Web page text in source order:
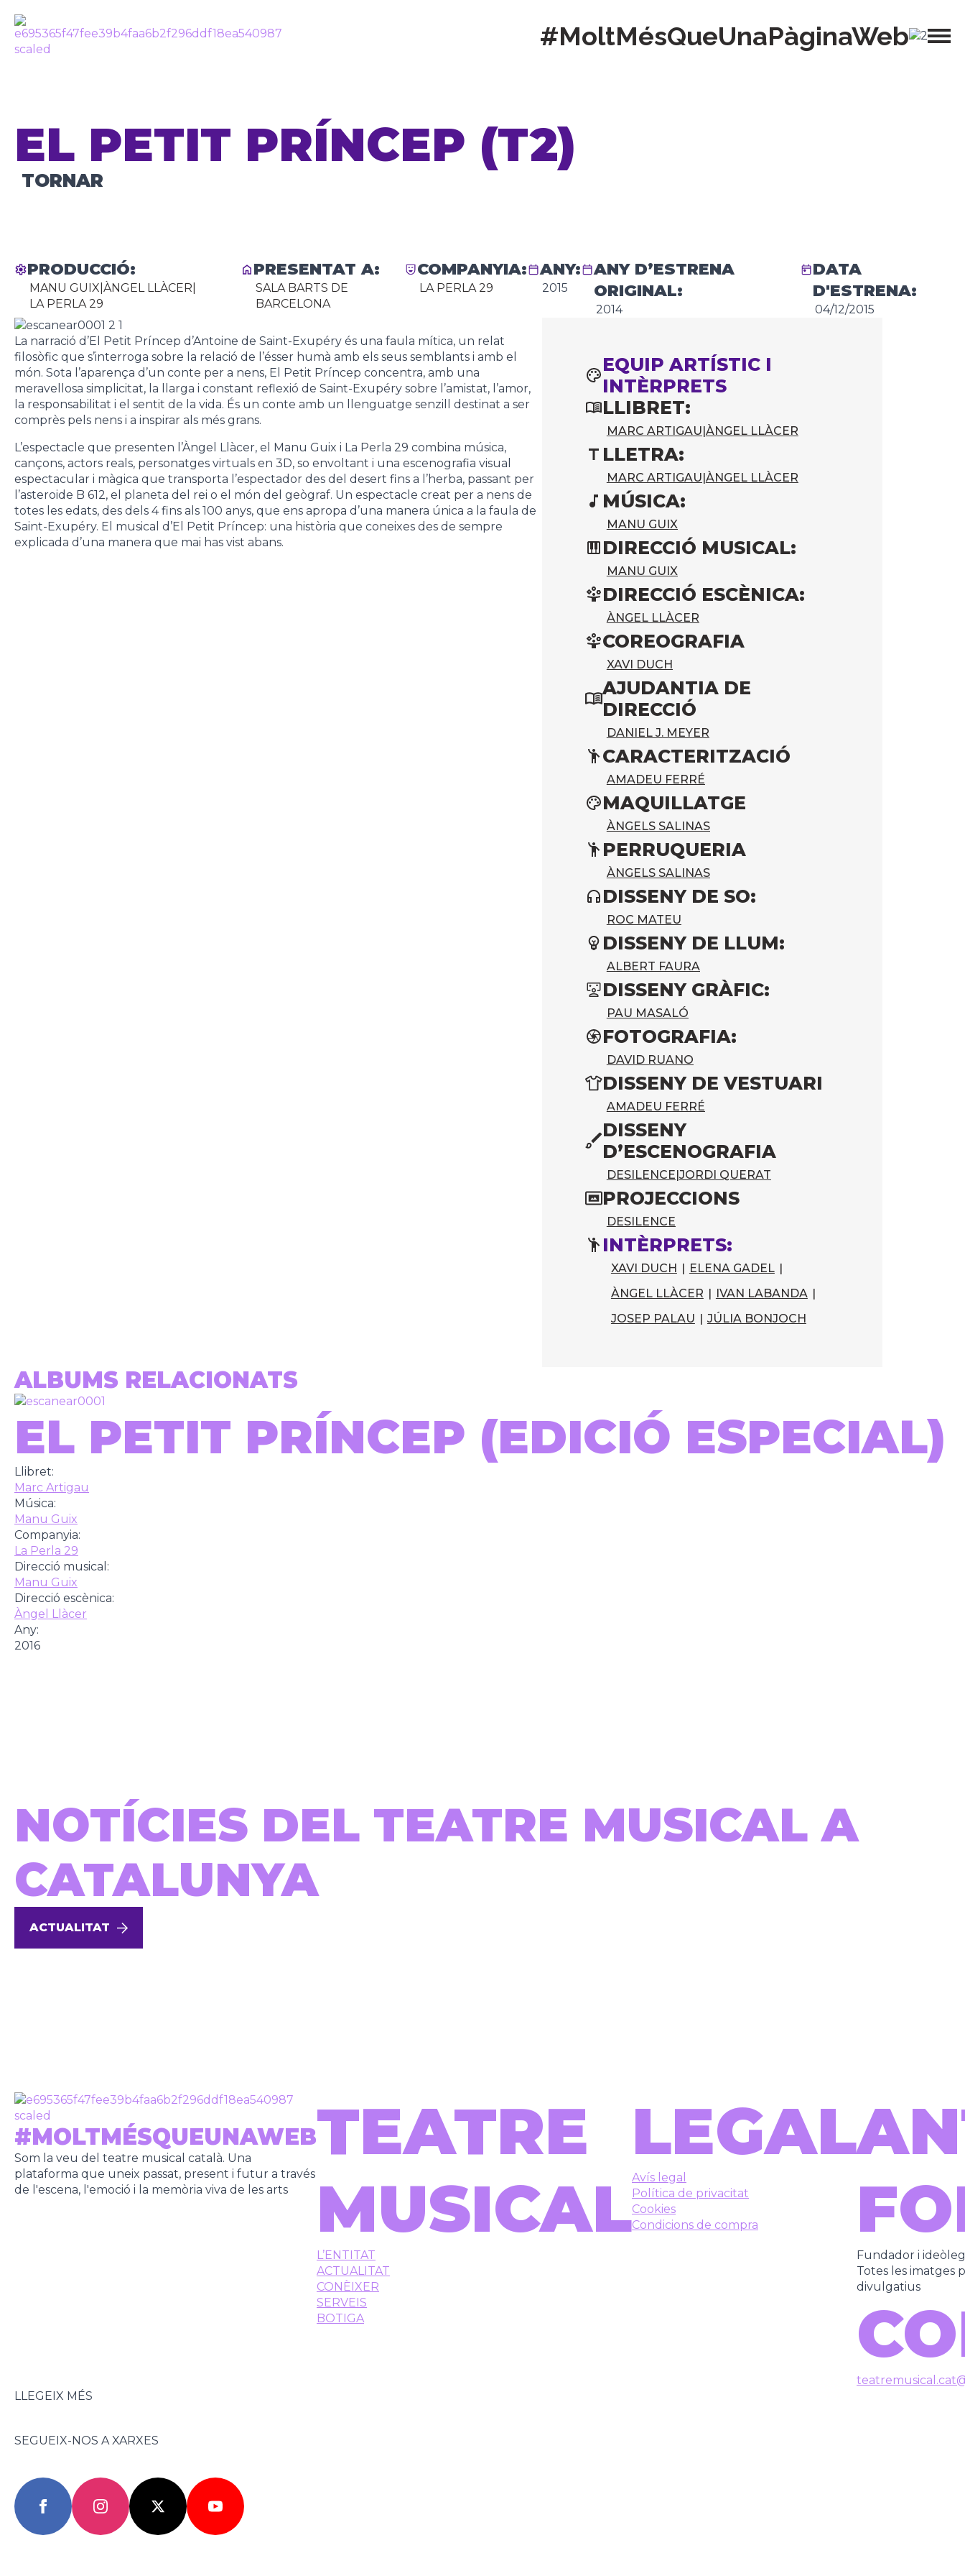
#MoltMésQueUnaPàginaWeb
EL PETIT PRÍNCEP (T2)
TORNAR
PRODUCCIÓ:
MANU GUIX ÀNGEL LLÀCER
LA PERLA 29
PRESENTAT A:
SALA BARTS DE
BARCELONA
COMPANYIA:
LA PERLA 29
ANY:
2015
ANY D’ESTRENA
ORIGINAL:
2014
DATA
D'ESTRENA:
04/12/2015
La narració d’El Petit Príncep d’Antoine de Saint-Exupéry és una faula mítica, un relat
filosòfic que s’interroga sobre la relació de l’ésser humà amb els seus semblants i amb el
món. Sota l’aparença d’un conte per a nens, El Petit Príncep concentra, amb una
meravellosa simplicitat, la llarga i constant reflexió de Saint-Exupéry sobre l’amistat, l’amor,
la responsabilitat i el sentit de la vida. És un conte amb un llenguatge senzill destinat a ser
comprès pels nens i a inspirar als més grans.
L’espectacle que presenten l’Àngel Llàcer, el Manu Guix i La Perla 29 combina música,
cançons, actors reals, personatges virtuals en 3D, so envoltant i una escenografia visual
espectacular i màgica que transporta l’espectador des del desert fins a l’herba, passant per
l’asteroide B 612, el planeta del rei o el món del geògraf. Un espectacle creat per a nens de
totes les edats, des dels 4 fins als 100 anys, que ens apropa d’una manera única a la faula de
Saint-Exupéry. El musical d’El Petit Príncep: una història que coneixes des de sempre
explicada d’una manera que mai has vist abans.
EQUIP ARTÍSTIC I
INTÈRPRETS
LLIBRET:
MARC ARTIGAU|ÀNGEL LLÀCER
LLETRA:
MARC ARTIGAU|ÀNGEL LLÀCER
MÚSICA:
MANU GUIX
DIRECCIÓ MUSICAL:
MANU GUIX
DIRECCIÓ ESCÈNICA:
ÀNGEL LLÀCER
COREOGRAFIA
XAVI DUCH
AJUDANTIA DE
DIRECCIÓ
DANIEL J. MEYER
CARACTERITZACIÓ
AMADEU FERRÉ
MAQUILLATGE
ÀNGELS SALINAS
PERRUQUERIA
ÀNGELS SALINAS
DISSENY DE SO:
ROC MATEU
DISSENY DE LLUM:
ALBERT FAURA
DISSENY GRÀFIC:
PAU MASALÓ
FOTOGRAFIA:
DAVID RUANO
DISSENY DE VESTUARI
AMADEU FERRÉ
DISSENY
D’ESCENOGRAFIA
DESILENCE|JORDI QUERAT
PROJECCIONS
DESILENCE
INTÈRPRETS:
XAVI DUCH | ELENA GADEL |
ÀNGEL LLÀCER | IVAN LABANDA |
JOSEP PALAU | JÚLIA BONJOCH
ALBUMS RELACIONATS
EL PETIT PRÍNCEP (EDICIÓ ESPECIAL)
Llibret:
Marc Artigau
Música:
Manu Guix
Companyia:
La Perla 29
Direcció musical:
Manu Guix
Direcció escènica:
Àngel Llàcer
Any:
2016
NOTÍCIES DEL TEATRE MUSICAL A
CATALUNYA
ACTUALITAT
#MOLTMÉSQUEUNAWEB
Som la veu del teatre musical català. Una
plataforma que uneix passat, present i futur a través
de l'escena, l'emoció i la memòria viva de les arts
TEATRE
MUSICAL
L’ENTITAT
ACTUALITAT
CONÈIXER
SERVEIS
BOTIGA
LEGAL
Avís legal
Política de privacitat
Cookies
Condicions de compra
Fundador i ideòleg
Totes les imatges
divulgatius
LLEGEIX MÉS
SEGUEIX-NOS A XARXES